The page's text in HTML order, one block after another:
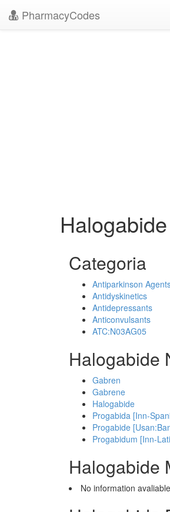
PharmacyCodes
Halogabide
Categoria
Antiparkinson
Antidyskinetics
Antidepressants
Anticonvulsants
ATC:N03AG05
Halogabide
Gabren
Gabrene
Halogabide
Progabida [Inn-
Progabide
Progabidum [Inn-
Halogabide
No information avaliable